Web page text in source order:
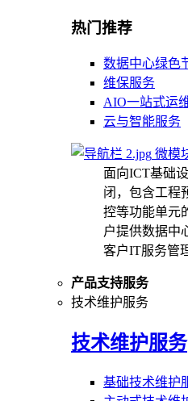
热门推荐
数据中心绿色
维保服务
AIO一站式运
云与智能服务
微模
面向ICT基础
闭，包含工程
控等功能单元
户提供数据中
客户IT服务管
产品支持服务
技术维护服务
技术维护服务
基础技术维护